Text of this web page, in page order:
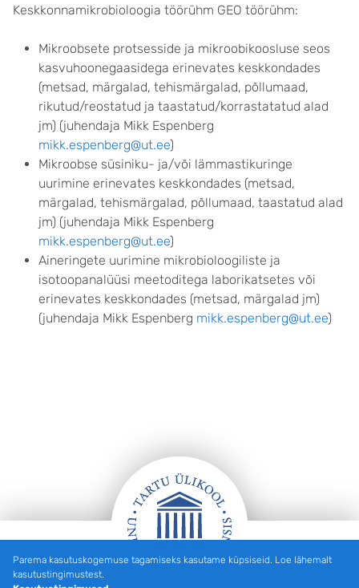
Keskkonnamikrobioloogia töörühm GEO töörühm:
Mikroobsete protsesside ja mikroobikoosluse seos
kasvuhoonegaasidega erinevates keskkondades
(metsad, märgalad, tehismärgalad, põllumaad,
rikutud/reostatud ja taastatud/korrastatatud alad
jm) (juhendaja Mikk Espenberg
mikk.espenberg@ut.ee)
Mikroobse süsiniku- ja/või lämmastikuringe
uurimine erinevates keskkondades (metsad,
märgalad, tehismärgalad, põllumaad, taastatud alad
jm) (juhendaja Mikk Espenberg
mikk.espenberg@ut.ee)
Aineringete uurimine mikrobioloogiliste ja
isotoopanalüüsi meetoditega laborikatsetes või
erinevates keskkondades (metsad, märgalad jm)
(juhendaja Mikk Espenberg mikk.espenberg@ut.ee)
Jalus
Parema kasutuskogemuse tagamiseks kasutame küpsiseid. Loe lähemalt
kasutustingimustest.